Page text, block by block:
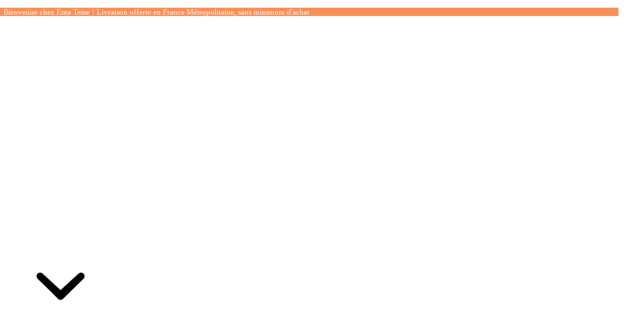
Bienvenue chez Ema Tesse ! Livraison offerte en France Métropolitaine, sans minimum d'achat